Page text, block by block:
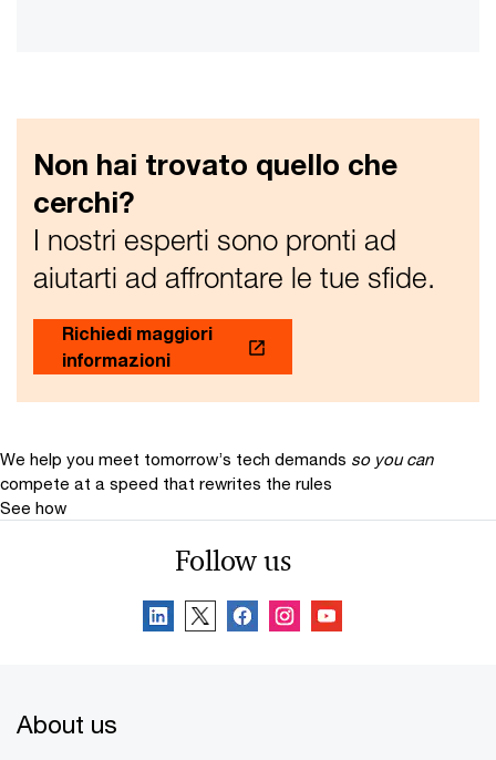
Non hai trovato quello che
cerchi?
I nostri esperti sono pronti ad
aiutarti ad affrontare le tue sfide.
Richiedi maggiori
informazioni
We help you meet tomorrow’s tech demands so you can
compete at a speed that rewrites the rules
See how
Follow us
About us